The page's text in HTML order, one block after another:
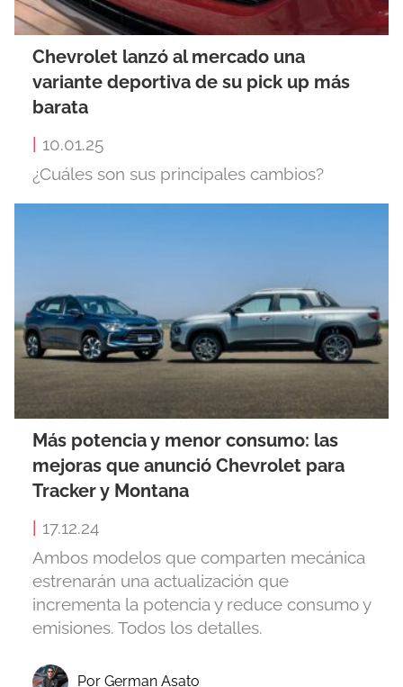
Chevrolet lanzó al mercado una
variante deportiva de su pick up más
barata
| 10.01.25
¿Cuáles son sus principales cambios?
Más potencia y menor consumo: las
mejoras que anunció Chevrolet para
Tracker y Montana
17.12.24
Ambos modelos que comparten mecánica
estrenarán una actualización que
incrementa la potencia y reduce consumo y
emisiones. Todos los detalles.
Por German Asato